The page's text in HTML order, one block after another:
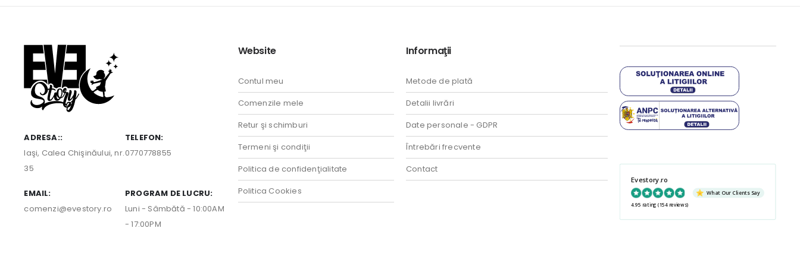
ADRESA::
Iaşi, Calea Chişinăului, nr.
35
TELEFON:
0770778855
EMAIL:
comenzi@evestory.ro
PROGRAM DE LUCRU:
Luni - Sâmbătă - 10:00AM
- 17:00PM
Website
Contul meu
Comenzile mele
Retur şi schimburi
Termeni şi condiţii
Politica de confidenţialitate
Politica Cookies
Informaţii
Metode de plată
Detalii livrări
Date personale - GDPR
Întrebări frecvente
Contact
Evestory.ro
What Our Clients Say
4.95 rating (154 reviews)